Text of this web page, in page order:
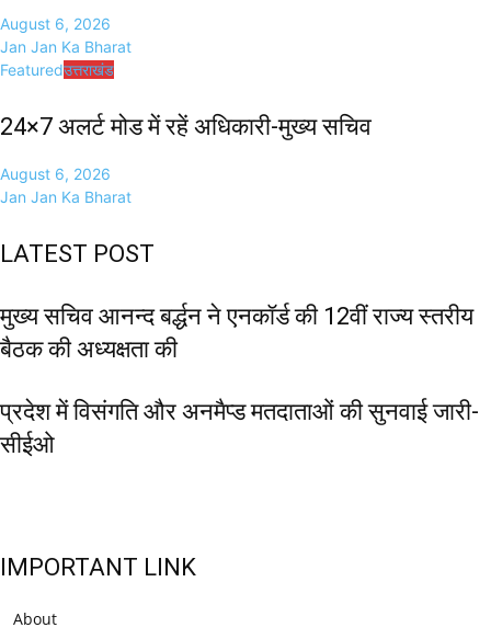
August 6, 2026
Jan Jan Ka Bharat
Featuredउत्तराखंड
24×7 अलर्ट मोड में रहें अधिकारी-मुख्य सचिव
August 6, 2026
Jan Jan Ka Bharat
LATEST POST
मुख्य सचिव आनन्द बर्द्धन ने एनकॉर्ड की 12वीं राज्य स्तरीय
बैठक की अध्यक्षता की
प्रदेश में विसंगति और अनमैप्ड मतदाताओं की सुनवाई जारी-
सीईओ
IMPORTANT LINK
About